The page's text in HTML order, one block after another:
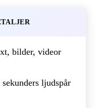
bilder, videor
sekunders ljudspår